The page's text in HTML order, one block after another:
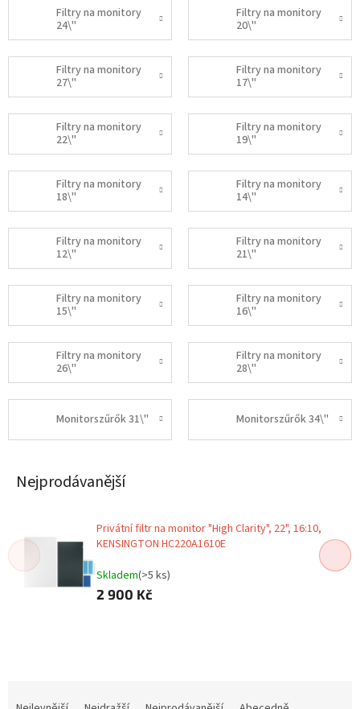
Filtry na monitory
24\"
Filtry na monitory
20\"
Filtry na monitory
27\"
Filtry na monitory
17\"
Filtry na monitory
22\"
Filtry na monitory
19\"
Filtry na monitory
18\"
Filtry na monitory
14\"
Filtry na monitory
12\"
Filtry na monitory
21\"
Filtry na monitory
15\"
Filtry na monitory
16\"
Filtry na monitory
26\"
Filtry na monitory
28\"
Monitorszűrők 31\" Monitorszűrők 34\"
Nejprodávanější
Privátní filtr na monitor "High Clarity", 22", 16:10,
KENSINGTON HC220A1610E
Skladem(>5 ks)
2 900 Kč